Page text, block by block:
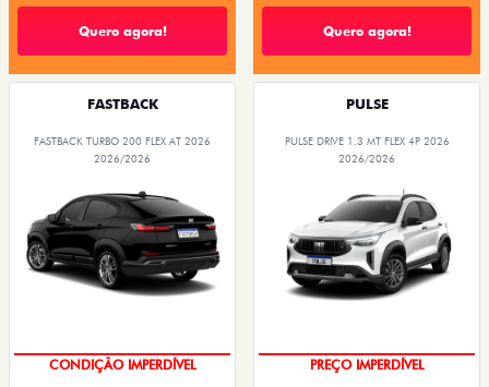
Quero agora! Quero agora!
FASTBACK
FASTBACK TURBO 200 FLEX AT 2026
2026/2026
CONDIÇÃO IMPERDÍVEL
PULSE
PULSE DRIVE 1.3 MT FLEX 4P 2026
2026/2026
PREÇO IMPERDÍVEL